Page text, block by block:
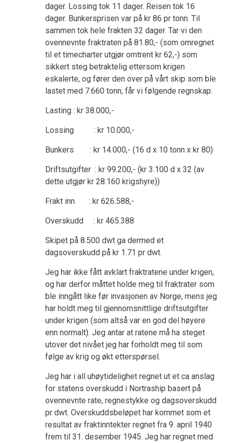
dager. Lossing tok 11 dager. Reisen tok 16
dager. Bunkersprisen var på kr 86 pr tonn. Til
sammen tok hele frakten 32 dager. Tar vi den
ovennevnte fraktraten på 81.80,- (som omregnet
til et timecharter utgjør omtrent kr 62,-) som
sikkert steg betraktelig ettersom krigen
eskalerte, og fører den over på vårt skip som ble
lastet med 7.660 tonn, får vi følgende regnskap:
Lasting : kr 38.000,-
Lossing : kr 10.000,-
Bunkers : kr 14.000,- (16 d x 10 tonn x kr 80)
Driftsutgifter : kr 99.200,- (kr 3.100 d x 32 (av
dette utgjør kr 28.160 krigshyre))
Frakt inn : kr 626.588,-
Overskudd : kr 465.388
Skipet på 8.500 dwt ga dermed et
dagsoverskudd på kr 1.71 pr dwt.
Jeg har ikke fått avklart fraktratene under krigen,
og har derfor måttet holde meg til fraktrater som
ble inngått like før invasjonen av Norge, mens jeg
har holdt meg til gjennomsnittlige driftsutgifter
under krigen (som altså var en god del høyere
enn normalt). Jeg antar at ratene må ha steget
utover det nivået jeg har forholdt meg til som
følge av krig og økt etterspørsel.
Jeg har i all uhøytidelighet regnet ut et ca anslag
for statens overskudd i Nortraship basert på
ovennevnte rate, regnestykke og dagsoverskudd
pr dwt. Overskuddsbeløpet har kommet som et
resultat av fraktinntekter regnet fra 9. april 1940
frem til 31. desember 1945. Jeg har regnet med